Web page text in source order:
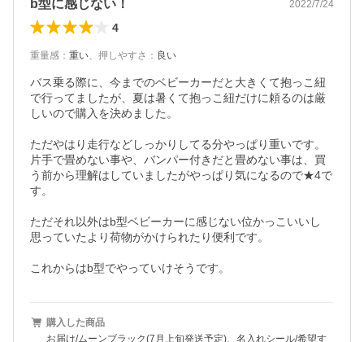
b型に感じない！ 2022/7/24
4
重量感 ： 重い、 押しやすさ ： 良い
バス乗る際に、今までのベビーカーだと大きくて抱っこ紐
で行ってましたが、夏は暑くて抱っこ紐だけに頼るのは厳
しいので購入を決めました。
ただやはり走行などしっかりしてる分やっぱり重いです。
片手で畳めない事や、バンパー付きだと畳めない事は、買
う前から理解はしていましたがやっぱり気になるので★4で
す。
ただそれ以外はb型ベビーカーに感じない位かっこいいし
思っていたより荷物がかけられたり便利です。
購入した商品
お届け/ムーンブラック(7月上旬発送予定)、名入れシール/希望す